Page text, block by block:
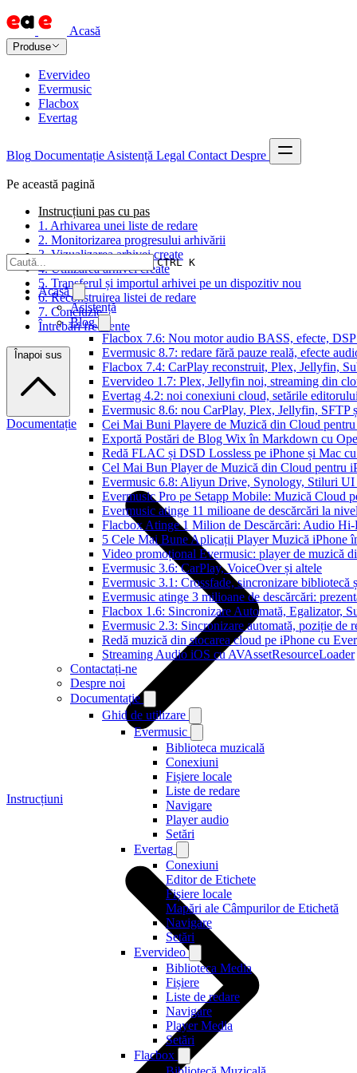
Acasă
Produse
Evervideo
Evermusic
Flacbox
Evertag
Blog Documentație Asistență Legal Contact Despre
CTRL K
Acasă
Asistență
Blog
Flacbox 7.6: Nou motor audio BASS, efecte,
Evermusic 8.7: redare fără pauze reală, efecte
Flacbox 7.4: CarPlay reconstruit, Plex, Jellyfin,
Evervideo 1.7: Plex, Jellyfin noi, streaming din
Evertag 4.2: noi conexiuni cloud, setările
Evermusic 8.6: nou CarPlay, Plex, Jellyfin, SFTP
Cei Mai Buni Playere de Muzică din Cloud
Exportă Postări de Blog Wix în Markdown cu
Redă FLAC și DSD Lossless pe iPhone și Mac
Cel Mai Bun Player de Muzică din Cloud pentru
Evermusic 6.8: Aliyun Drive, Synology, Stiluri
Evermusic Pro pe Setapp Mobile: Muzică Cloud
Evermusic atinge 11 milioane de descărcări la
Flacbox Atinge 1 Milion de Descărcări: Audio Hi-
5 Cele Mai Bune Aplicații Player Muzică iPhone
Video promoțional Evermusic: player de muzică
Evermusic 3.6: CarPlay, VoiceOver și altele
Evermusic 3.1: Crossfade, sincronizare bibliotecă
Evermusic atinge 3 milioane de descărcări:
Flacbox 1.6: Sincronizare Automată, Egalizator,
Evermusic 2.3: Sincronizare automată, poziție de
Redă muzică din stocarea cloud pe iPhone cu
Streaming Audio iOS cu AVAssetResourceLoader
Contactați-ne
Despre noi
Documentație
Ghid de utilizare
Evermusic
Biblioteca muzicală
Conexiuni
Fișiere locale
Liste de redare
Navigare
Player audio
Setări
Evertag
Conexiuni
Editor de Etichete
Fișiere locale
Mapări ale Câmpurilor de Etichetă
Navigare
Setări
Evervideo
Biblioteca Media
Fișiere
Liste de redare
Navigare
Player Media
Setări
Flacbox
Pe această pagină
Instrucțiuni pas cu pas
1. Arhivarea unei liste de redare
2. Monitorizarea progresului arhivării
3. Vizualizarea arhivei create
4. Utilizarea arhivei create
5. Transferul și importul arhivei pe un dispozitiv nou
6. Reconstruirea listei de redare
7. Concluzie
Întrebări frecvente
Înapoi sus
Documentație
Instrucțiuni